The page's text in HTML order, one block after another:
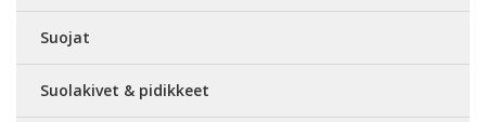
Suojat
Suolakivet & pidikkeet